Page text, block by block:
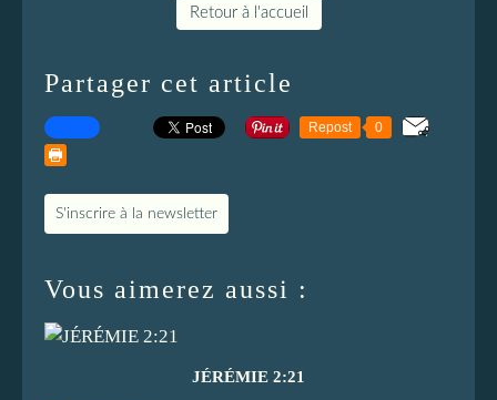
Retour à l'accueil
Partager cet article
Repost 0
S'inscrire à la newsletter
Vous aimerez aussi :
JÉRÉMIE 2:21